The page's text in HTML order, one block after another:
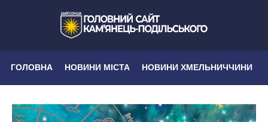
ГОЛОВНА НОВИНИ МІСТА НОВИНИ ХМЕЛЬНИЧЧИНИ